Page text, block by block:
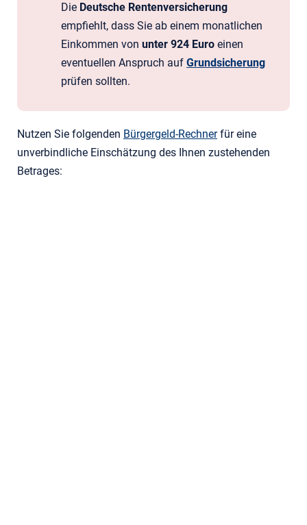
Die Deutsche Rentenversicherung
empfiehlt, dass Sie ab einem monatlichen
Einkommen von unter 924 Euro einen
eventuellen Anspruch auf Grundsicherung
prüfen sollten.
Nutzen Sie folgenden Bürgergeld-Rechnerfür eine
unverbindliche Einschätzung des Ihnen zustehenden
Betrages: